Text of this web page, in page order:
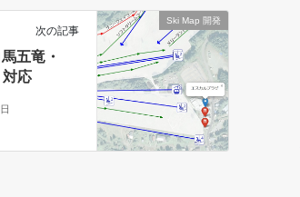
Ski Map 開発
次の記事
五竜・
応